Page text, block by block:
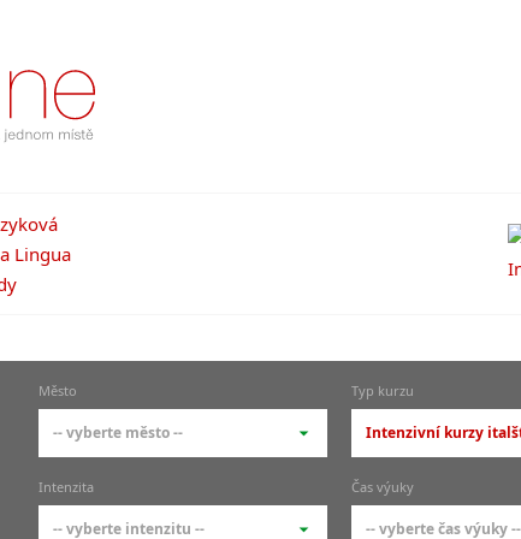
Město
-- vyberte město --
-- vyberte město --
pražské městské části
Typ kurzu
Intenzivní kurzy
-- vyberte typ --
základní
Intenzita
-- vyberte intenzitu --
Čas výuky
-- vyberte čas výuky --